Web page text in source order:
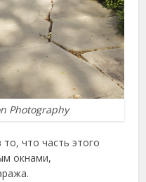
Photography
что часть этого
окнами,